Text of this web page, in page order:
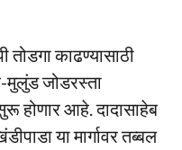
काढण्यासाठी
मुलुंड जोडरस्ता
होणार आहे. दादासाहेब
या मार्गावर तब्बल